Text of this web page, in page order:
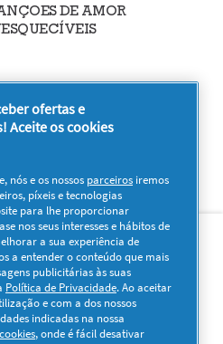
DE AMOR
Visitar www.pg.com
ofertas e
Aceite os cookies
nós e os nossos parceiros iremos
píxeis e tecnologias
para lhe proporcionar
nos seus interesses e hábitos de
a sua experiência de
a entender o conteúdo que mais
publicitárias às suas
Política de Privacidade. Ao aceitar
e com a dos nossos
indicadas na nossa
, onde é fácil desativar